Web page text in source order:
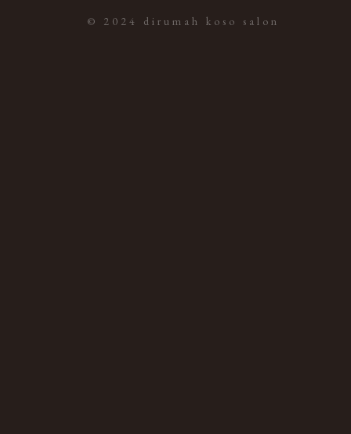
© 2024 dirumah koso salon